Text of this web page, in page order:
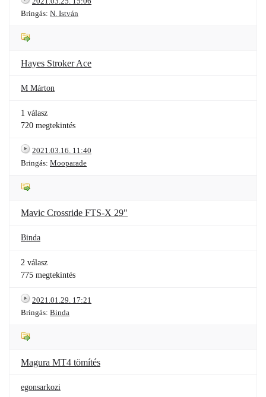
Bringás: N. István
Hayes Stroker Ace
M Márton
1 válasz
720 megtekintés
2021.03.16. 11:40
Bringás: Mooparade
Mavic Crossride FTS-X 29"
Binda
2 válasz
775 megtekintés
2021.01.29. 17:21
Bringás: Binda
Magura MT4 tömítés
egonsarkozi